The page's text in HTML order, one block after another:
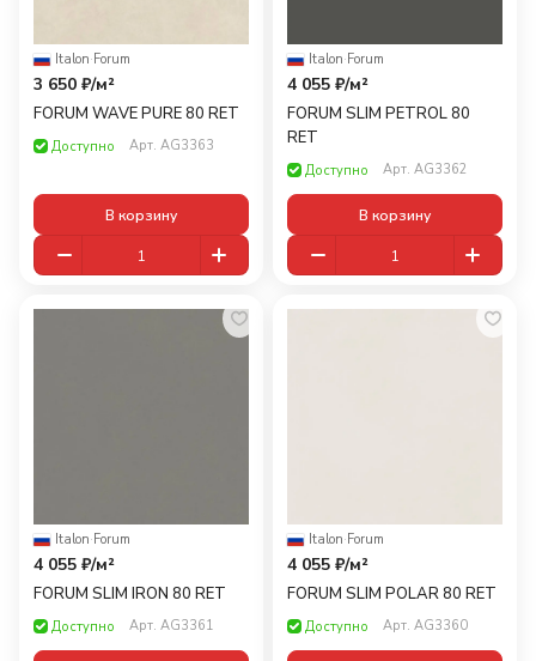
Italon·Forum
3 650 ₽/м²
FORUM WAVE PURE 80 RET
Доступно Арт. AG3363
В корзину
Italon·Forum
4 055 ₽/м²
FORUM SLIM PETROL 80
RET
Доступно Арт. AG3362
В корзину
Italon·Forum
4 055 ₽/м²
FORUM SLIM IRON 80 RET
Доступно Арт. AG3361
Italon·Forum
4 055 ₽/м²
FORUM SLIM POLAR 80 RET
Доступно Арт. AG3360